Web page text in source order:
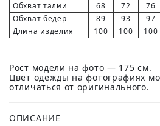
Обхват талии
68 72 76
Обхват бедер
89 93 97
Длина изделия
100 100 100
Рост модели на фото — 175 см.
Цвет одежды на фотографиях
отличаться от оригинального.
ОПИСАНИЕ